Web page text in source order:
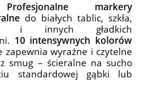
markery
do białych tablic, szkła,
i innych gładkich
10 intensywnych kolorów
zapewnia wyraźne i czytelne
smug – ścieralne na sucho
standardowej gąbki lub